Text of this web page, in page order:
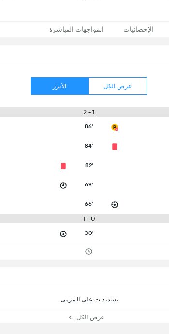
الإحصائيات المواجهات المباشرة
عرض الكل الأبرز
1 - 2
86'
84'
82'
69'
66'
0 - 1
30'
تسديدات على المرمى
عرض الكل